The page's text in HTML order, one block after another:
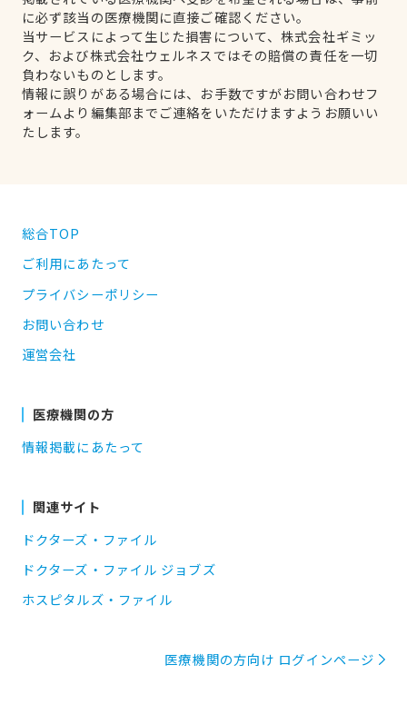
に必ず該当の医療機関に直接ご確認ください。
当サービスによって生じた損害について、株式会社ギミッ
ク、および株式会社ウェルネスではその賠償の責任を一切
負わないものとします。
情報に誤りがある場合には、お手数ですがお問い合わせフ
ォームより編集部までご連絡をいただけますようお願いい
たします。
総合TOP
ご利用にあたって
プライバシーポリシー
お問い合わせ
運営会社
医療機関の方
情報掲載にあたって
関連サイト
ドクターズ・ファイル
ドクターズ・ファイル ジョブズ
ホスピタルズ・ファイル
医療機関の方向け ログインページ